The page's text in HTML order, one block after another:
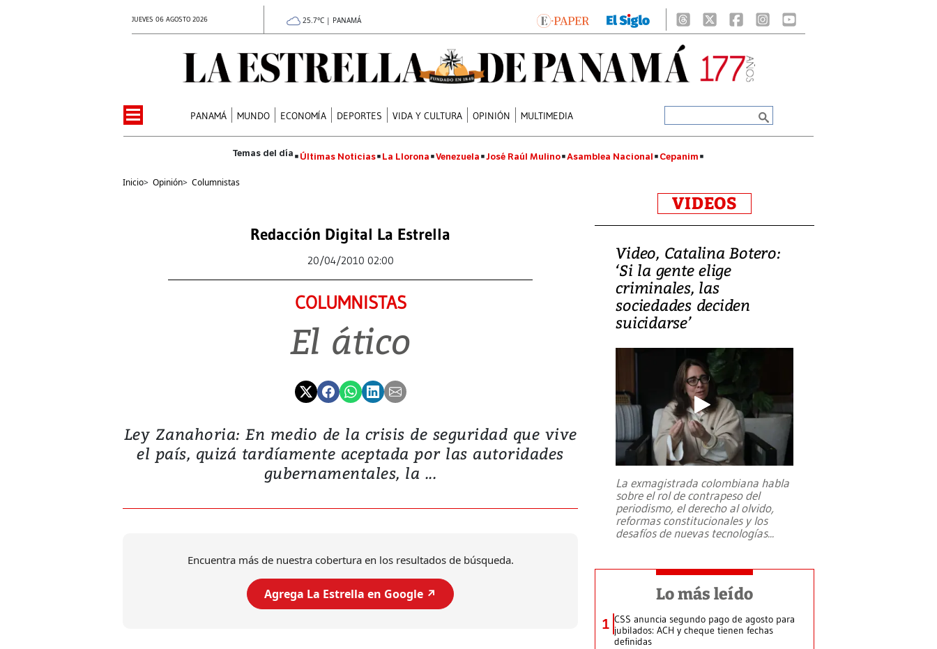
JUEVES 06 AGOSTO 2026 25.7°C | PANAMÁ
PANAMÁ MUNDO ECONOMÍA DEPORTES VIDA Y CULTURA OPINIÓN MULTIMEDIA
Últimas Noticias La Llorona Venezuela José Raúl Mulino Asamblea Nacional Cepanim
Inicio> Opinión> Columnistas
Redacción Digital La Estrella
20/04/2010 02:00
COLUMNISTAS
El ático
Ley Zanahoria: En medio de la crisis de seguridad que vive
el país, quizá tardíamente aceptada por las autoridades
gubernamentales, la ...
Encuentra más de nuestra cobertura en los resultados de búsqueda.
Agrega La Estrella en Google ↗️
VIDEOS
Video, Catalina Botero:
‘Si la gente elige
criminales, las
sociedades deciden
suicidarse’
La exmagistrada colombiana habla
sobre el rol de contrapeso del
periodismo, el derecho al olvido,
reformas constitucionales y los
desafíos de nuevas tecnologías...
Lo más leído
1 CSS anuncia segundo pago de agosto para
jubilados: ACH y cheque tienen fechas
definidas